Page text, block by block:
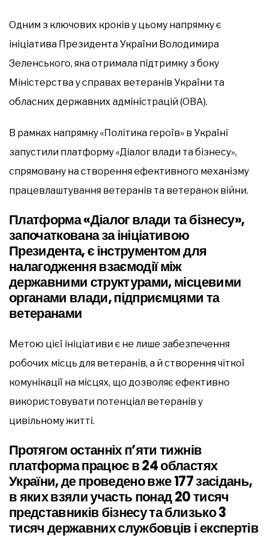
Одним з ключових кроків у цьому напрямку є
ініціатива Президента України Володимира
Зеленського, яка отримала підтримку з боку
Міністерства у справах ветеранів України та
обласних державних адміністрацій (ОВА).
В рамках напрямку «Політика героїв» в Україні
запустили платформу «Діалог влади та бізнесу»,
спрямовану на створення ефективного механізму
працевлаштування ветеранів та ветеранок війни.
Платформа «Діалог влади та бізнесу»,
започаткована за ініціативою
Президента, є інструментом для
налагодження взаємодії між
державними структурами, місцевими
органами влади, підприємцями та
ветеранами
Метою цієї ініціативи є не лише забезпечення
робочих місць для ветеранів, а й створення чіткої
комунікації на місцях, що дозволяє ефективно
використовувати потенціал ветеранів у
цивільному житті.
Протягом останніх п’яти тижнів
платформа працює в 24 областях
України, де проведено вже 177 засідань,
в яких взяли участь понад 20 тисяч
представників бізнесу та близько 3
тисяч державних службовців і експертів